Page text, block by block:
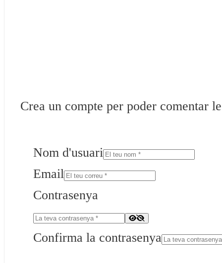
Crea un compte per poder comentar
Nom d'usuari
Email
Contrasenya
Confirma la contrasenya